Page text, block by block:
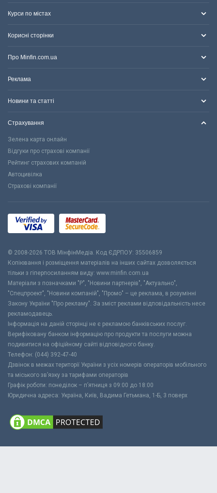
Курси по містах
Корисні сторінки
Про Minfin.com.ua
Реклама
Новини та статті
Страхування
Зелена карта онлайн
Відгуки про страхові компанії
Рейтинг страхових компаній
Автоцивілка
Страхові компанії
© 2008-2026 ТОВ МiнфiнМедiа. Код ЄДРПОУ: 35506859
Копіювання і розміщення матеріалів на інших сайтах дозволяється
тільки з гіперпосиланням виду: www.minfin.com.ua
Матеріали з позначками "Р", "Новини партнерів", "Актуально",
"Спецпроект", "Новини компаній", "Промо" – це реклама, в розумінні
Закону України "Про рекламу". За зміст реклами відповідальність несе
рекламодавець.
Інформація на даній сторінці не є рекламою банківських послуг.
Верифіковану банком інформацію про продукти та послуги можна
подивитися на офіційному сайті відповідного банку.
Телефон: (044) 392-47-40
Дзвінок в межах території України з усіх номерів операторів мобільного
та міського зв’язку за тарифами операторів
Графік роботи: понеділок – п’ятниця з 09:00 до 18:00
Юридична адреса: Україна, Київ, Вадима Гетьмана, 1-Б, 3 поверх